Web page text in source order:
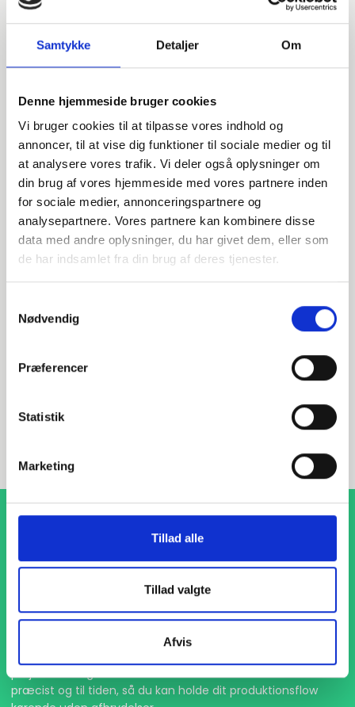
Samtykke Detaljer Om
Denne hjemmeside bruger cookies
Vi bruger cookies til at tilpasse vores indhold og
annoncer, til at vise dig funktioner til sociale medier og til
at analysere vores trafik. Vi deler også oplysninger om
din brug af vores hjemmeside med vores partnere inden
for sociale medier, annonceringspartnere og
analysepartnere. Vores partnere kan kombinere disse
data med andre oplysninger, du har givet dem, eller som
de har indsamlet fra din brug af deres tjenester.
Nødvendig
Præferencer
Statistik
Marketing
Tillad alle
Tillad valgte
Afvis
Har du spørgsmål?
service eller andet. Kontakt os for professionel rådgivning
og sparring.
1-4 dages levering
projekter aldrig bliver forsinket. Vi står klar til at levere
præcist og til tiden, så du kan holde dit produktionsflow